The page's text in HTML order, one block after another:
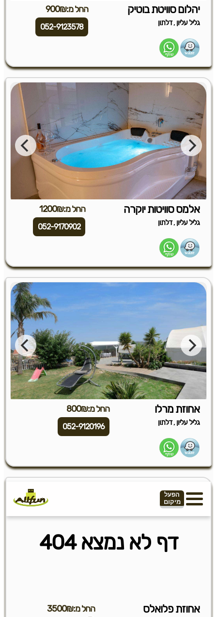
יהלום סוויטת בוטיק החל מ:900₪
גליל עליון ,דלתון 052-9123578
אלמס סוויטות יוקרה החל מ:1200₪
גליל עליון ,דלתון 052-9170902
אחוזת מרלו החל מ:800₪
גליל עליון ,דלתון 052-9120196
אחוזת פלואלס החל מ:3500₪